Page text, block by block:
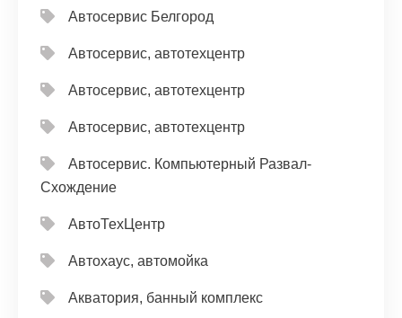
Автосервис Белгород
Автосервис, автотехцентр
Автосервис, автотехцентр
Автосервис, автотехцентр
Автосервис. Компьютерный Развал-
Схождение
АвтоТехЦентр
Автохаус, автомойка
Акватория, банный комплекс